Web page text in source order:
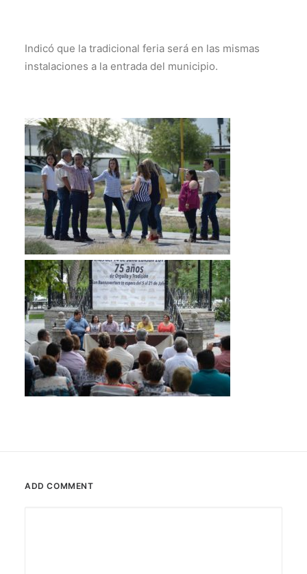
Indicó que la tradicional feria será en las mismas
instalaciones a la entrada del municipio.
ADD COMMENT